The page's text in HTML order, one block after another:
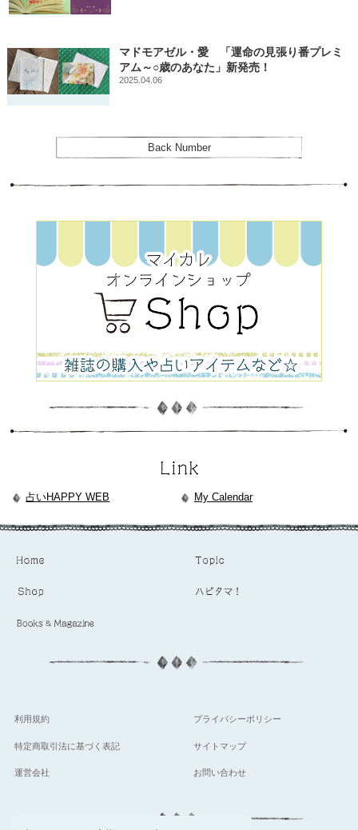
マドモアゼル・愛 「運命の見張り番プレミ
アム～○歳のあなた」新発売！
2025.04.06
Back Number
占いHAPPY WEB My Calendar
利用規約 プライバシーポリシー
特定商取引法に基づく表記 サイトマップ
運営会社 お問い合わせ